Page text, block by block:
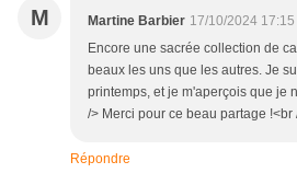
M Martine Barbier 17/10/2024 17:15
Encore une sacrée collection de
beaux les uns que les autres. Je
printemps, et je m'aperçois que je
/> Merci pour ce beau partage
Répondre